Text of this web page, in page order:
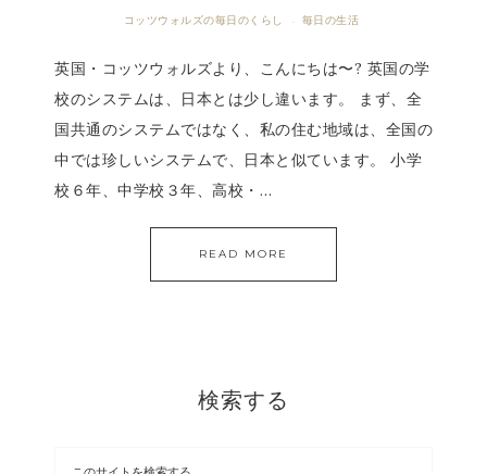
コッツウォルズの毎日のくらし · 毎日の生活
英国・コッツウォルズより、こんにちは〜? 英国の学
校のシステムは、日本とは少し違います。 まず、全
国共通のシステムではなく、私の住む地域は、全国の
中では珍しいシステムで、日本と似ています。 小学
校６年、中学校３年、高校・…
READ MORE
検索する